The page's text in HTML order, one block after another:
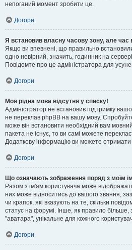
непоганий момент зробити це.
Догори
Я встановив власну часову зону, але час
Якщо ви впевнені, що правильно
одно невірний, значить, годинник на
Повідомте про це адміністратора для
Догори
Моя рідна мова відсутня у списку!
Адміністратор не встановив підтримку
не переклав phpBB на вашу мову.
може він встановити необхідний вам
пакета не існує, то ви самі можете
Додаткову інформацію ви можете отримати
Догори
Що означають зображення поряд з моїм
Разом з ім'ям користувача може
них може відноситись до вашого звання,
чи крапок, які вказують на те, скільки
статус на форумі. Інше, як правило більше,
"аватара", унікальне для кожного
Догори